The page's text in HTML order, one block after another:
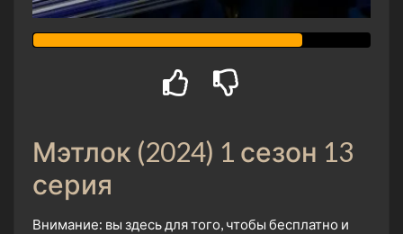
Мэтлок (2024) 1 сезон 13
серия
Внимание: вы здесь для того, чтобы бесплатно и